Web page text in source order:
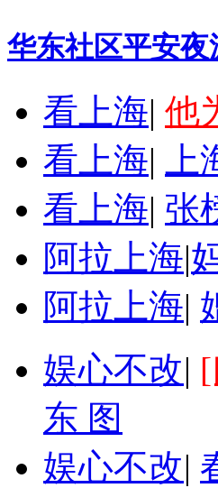
华东社区平安夜
看上海| 他
看上海|
看上海| 张
阿拉上海|
阿拉上海|
娱心不改|
东 图
娱心不改|